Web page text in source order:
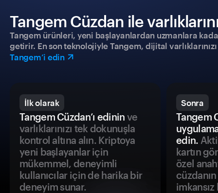
Tangem Cüzdan ile
Tangem ürünleri, yeni başlayanlardan uzmanlara
getirir. En son teknolojiyle Tangem, dijital
Tangem’i edin
İlk olarak
Tangem Cüzdan’ı edinin ve
varlıklarınızı tek dokunuşla
kontrol altına alın. Kriptoya
yeni başlayanlar için
mükemmel, deneyimli
kullanıcılar için de harika bir
deneyim sunar.
Sonra
Tangem
edin.
kartın
özel